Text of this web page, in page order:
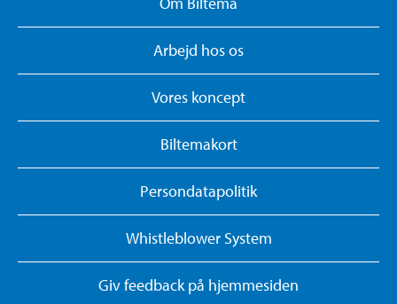
Arbejd hos os
Vores koncept
Biltemakort
Persondatapolitik
Whistleblower System
Giv feedback på hjemmesiden